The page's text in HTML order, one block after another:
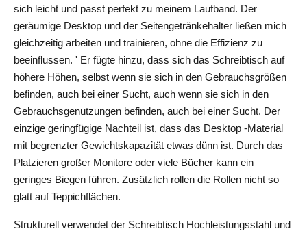
sich leicht und passt perfekt zu meinem Laufband. Der
geräumige Desktop und der Seitengetränkehalter ließen mich
gleichzeitig arbeiten und trainieren, ohne die Effizienz zu
beeinflussen. ' Er fügte hinzu, dass sich das Schreibtisch auf
höhere Höhen, selbst wenn sie sich in den Gebrauchsgrößen
befinden, auch bei einer Sucht, auch wenn sie sich in den
Gebrauchsgenutzungen befinden, auch bei einer Sucht. Der
einzige geringfügige Nachteil ist, dass das Desktop -Material
mit begrenzter Gewichtskapazität etwas dünn ist. Durch das
Platzieren großer Monitore oder viele Bücher kann ein
geringes Biegen führen. Zusätzlich rollen die Rollen nicht so
glatt auf Teppichflächen.
Strukturell verwendet der Schreibtisch Hochleistungsstahl und